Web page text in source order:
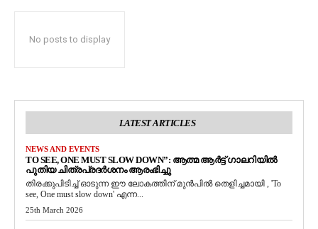
No posts to display
LATEST ARTICLES
NEWS AND EVENTS
TO SEE, ONE MUST SLOW DOWN”: ആത്മ ആർട്ട് ഗാലറിയിൽ
പുതിയ ചിത്രപ്രദർശനം ആരംഭിച്ചു
തിരക്കുപിടിച്ച് ഓടുന്ന ഈ ലോകത്തിന് മുൻപിൽ തെളിച്ചമായി , 'To
see, One must slow down' എന്ന...
25th March 2026